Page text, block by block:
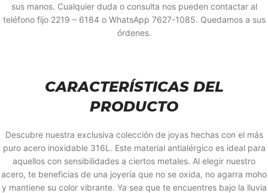
sus manos. Cualquier duda o consulta nos pueden contactar al
teléfono fijo 2219 – 6184 o WhatsApp 7627-1085. Quedamos a sus
órdenes.
CARACTERÍSTICAS DEL
PRODUCTO
Descubre nuestra exclusiva colección de joyas hechas con el más
puro acero inoxidable 316L. Este material antialérgico es ideal para
aquellos con sensibilidades a ciertos metales. Al elegir nuestro
acero, te beneficias de una joyería que no se oxida, no agarra moho
y mantiene su color vibrante. Ya sea que te encuentres bajo la lluvia